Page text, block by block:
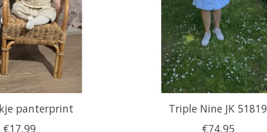
panterprint
€17,99
Triple Nine JK 51819
€74,95